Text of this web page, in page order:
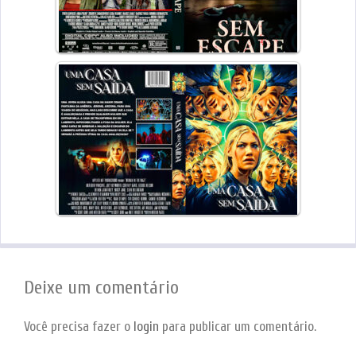
Deixe um comentário
Você precisa fazer o login para publicar um comentário.